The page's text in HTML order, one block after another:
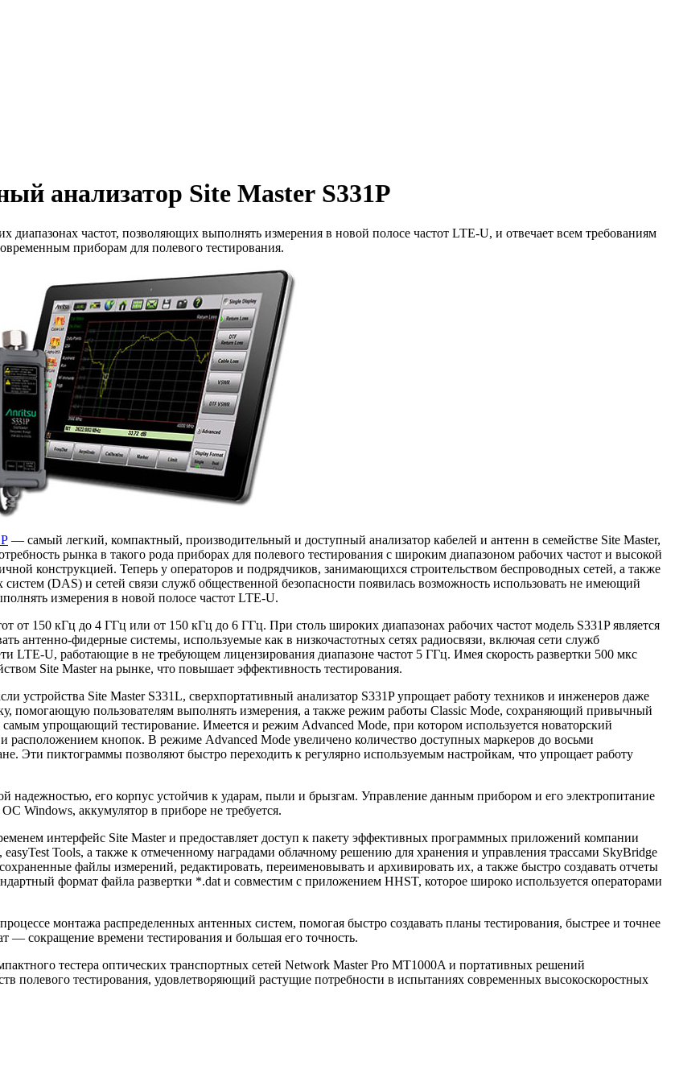
анализатор Site Master S331P
диапазонах частот, позволяющих выполнять измерения в новой полосе частот LTE-U, и отвечает всем требованиям
приборам для полевого тестирования.
— самый легкий, компактный, производительный и доступный анализатор кабелей и антенн в семействе Site Master,
рынка в такого рода приборах для полевого тестирования с широким диапазоном рабочих частот и высокой
конструкцией. Теперь у операторов и подрядчиков, занимающихся строительством беспроводных сетей, а также
(DAS) и сетей связи служб общественной безопасности появилась возможность использовать не имеющий
измерения в новой полосе частот LTE-U.
от 150 кГц до 4 ГГц или от 150 кГц до 6 ГГц. При столь широких диапазонах рабочих частот модель S331P является
антенно-фидерные системы, используемые как в низкочастотных сетях радиосвязи, включая сети служб
LTE-U, работающие в не требующем лицензирования диапазоне частот 5 ГГц. Имея скорость развертки 500 мкс
Site Master на рынке, что повышает эффективность тестирования.
устройства Site Master S331L, сверхпортативный анализатор S331P упрощает работу техников и инженеров даже
помогающую пользователям выполнять измерения, а также режим работы Classic Mode, сохраняющий привычный
самым упрощающий тестирование. Имеется и режим Advanced Mode, при котором используется новаторский
кнопок. В режиме Advanced Mode увеличено количество доступных маркеров до восьми
Эти пиктограммы позволяют быстро переходить к регулярно используемым настройкам, что упрощает работу
надежностью, его корпус устойчив к ударам, пыли и брызгам. Управление данным прибором и его электропитание
Windows, аккумулятор в приборе не требуется.
интерфейс Site Master и предоставляет доступ к пакету эффективных программных приложений компании
Tools, а также к отмеченному наградами облачному решению для хранения и управления трассами SkyBridge
файлы измерений, редактировать, переименовывать и архивировать их, а также быстро создавать отчеты
формат файла развертки *.dat и совместим с приложением HHST, которое широко используется операторами
монтажа распределенных антенных систем, помогая быстро создавать планы тестирования, быстрее и точнее
— сокращение времени тестирования и большая его точность.
тестера оптических транспортных сетей Network Master Pro MT1000A и портативных решений
полевого тестирования, удовлетворяющий растущие потребности в испытаниях современных высокоскоростных